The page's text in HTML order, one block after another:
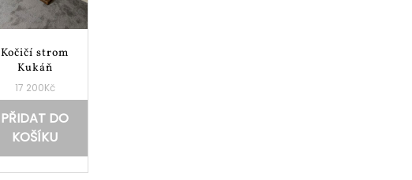
Kočičí strom
Kukáň
17 200Kč
PŘIDAT DO
KOŠÍKU